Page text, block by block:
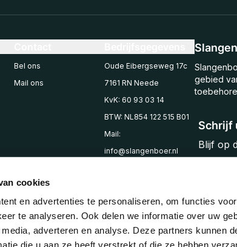
cookies
en advertenties te personaliseren, om functies
te analyseren. Ook delen we informatie over uw
adverteren en analyse. Deze partners kunnen
die u aan ze heeft verstrekt of die ze hebben
Schrijf
Blijf op
gebied
Bel ons
Mail ons
Oude Eibergseweg 17c
7161 RN Neede
KvK: 60 93 03 14
BTW: NL854 122 515 B01
Mail:
info@slangenboer.nl